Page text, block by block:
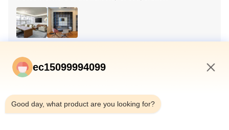
Y
Armenia - Sep 7.2025
★★★★★
★★★★★
your service team is highly professional. The entire
communication process has been smooth and pleasant, and
ec15099994099
Good day, what product are you looking for?